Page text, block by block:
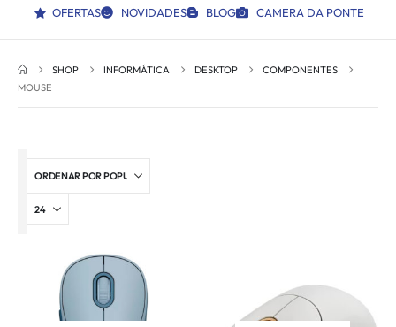
OFERTAS NOVIDADES BLOG CAMERA DA PONTE
SHOP INFORMÁTICA DESKTOP
COMPONENTES
MOUSE